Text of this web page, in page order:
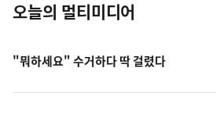
오늘의 멀티미디어
"뭐하세요" 수거하다 딱 걸렸다